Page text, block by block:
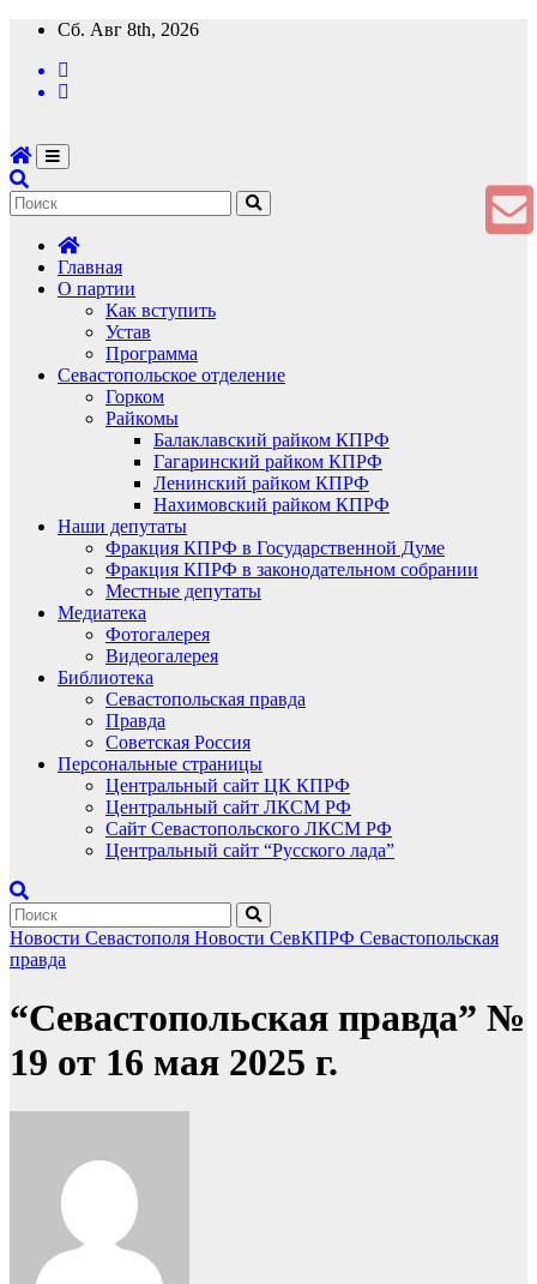
Перейти
содержимому
Сб. Авг 8th, 2026
Главная
О партии
Как вступить
Устав
Программа
Севастопольское отделение
Горком
Райкомы
Балаклавский райком КПРФ
Гагаринский райком КПРФ
Ленинский райком КПРФ
Нахимовский райком КПРФ
Наши депутаты
Фракция КПРФ в Государственной Думе
Фракция КПРФ в законодательном собрании
Местные депутаты
Медиатека
Фотогалерея
Видеогалерея
Библиотека
Севастопольская правда
Правда
Советская Россия
Персональные страницы
Центральный сайт ЦК КПРФ
Центральный сайт ЛКСМ РФ
Сайт Севастопольского ЛКСМ РФ
Центральный сайт “Русского лада”
Новости Севастополя Новости СевКПРФ Севастопольская
правда
“Севастопольская правда” №
19 от 16 мая 2025 г.